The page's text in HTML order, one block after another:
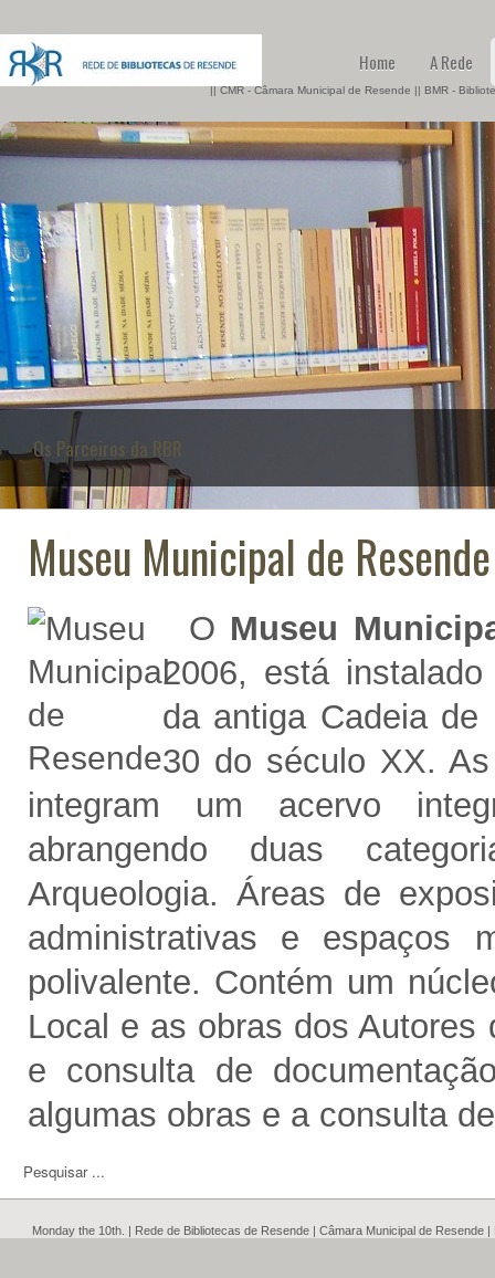
Home A Rede
|| CMR - Câmara Municipal de Resende || BMR -
Os Parceiros da RBR
Museu Municipal de Resende
O Museu
2006, está
da antiga Cadeia
30 do século XX.
integram um acervo
abrangendo duas
Arqueologia. Áreas de
administrativas e espaços
polivalente. Contém um
Local e as obras dos
e consulta de
algumas obras e a consulta
Monday the 10th. | Rede de Bibliotecas de Resende | Câmara Municipal de